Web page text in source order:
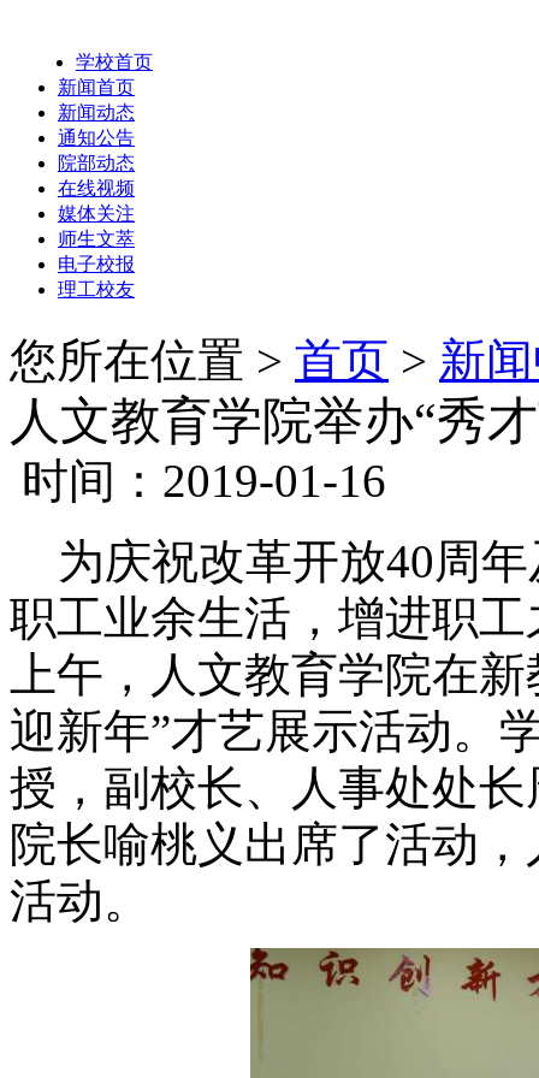
学校首页
新闻首页
新闻动态
通知公告
院部动态
在线视频
媒体关注
师生文萃
电子校报
理工校友
您所在位置 > 首页 > 新
人文教育学院举办“秀
时间：2019-01-16
为庆祝改革开放40周年
职工业余生活，增进职
上午，人文教育学院在新
迎新年”才艺展示活动。
授，副校长、人事处处
院长喻桃义出席了活动
活动。